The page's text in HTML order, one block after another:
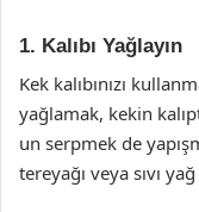
1. Kalıbı Yağlayın
Kek kalıbınızı
yağlamak, kekin
un serpmek de
tereyağı veya sıvı